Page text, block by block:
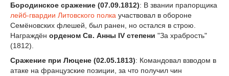
Бородинское сражение (07.09.1812): В звании прапорщика
лейб-гвардии Литовского полка участвовал в обороне
Семёновских флешей, был ранен, но остался в строю.
Награждён орденом Св. Анны IV степени "За храбрость"
(1812).
Сражение при Люцене (02.05.1813): Командовал взводом в
атаке на французские позиции, за что получил чин